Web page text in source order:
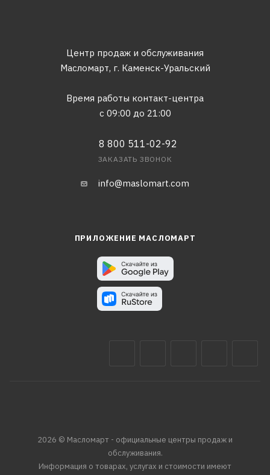
Центр продаж и обслуживания
Масломарт, г. Каменск-Уральский
Время работы контакт-центра
с 09:00 до 21:00
8 800 511-02-92
ЗАКАЗАТЬ ЗВОНОК
info@maslomart.com
ПРИЛОЖЕНИЕ МАСЛОМАРТ
2026 © Масломарт - официальные центры продаж и
обслуживания.
Информация о товарах, услугах и стоимости имеют